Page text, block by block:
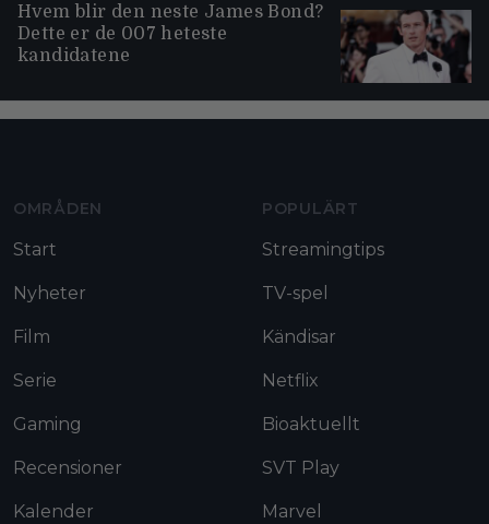
Hvem blir den neste James Bond?
Dette er de 007 heteste
kandidatene
OMRÅDEN
Start
Nyheter
Film
Serie
Gaming
Recensioner
Kalender
POPULÄRT
Streamingtips
TV-spel
Kändisar
Netflix
Bioaktuellt
SVT Play
Marvel